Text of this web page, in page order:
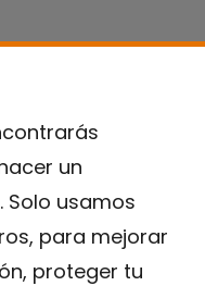
un
Solo usamos
para mejorar
proteger tu